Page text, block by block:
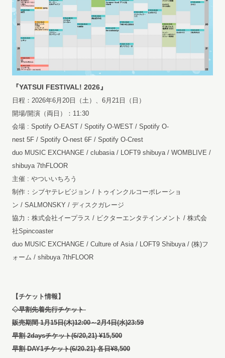
『YATSUI FESTIVAL! 2026』
日程：2026年6月20日（土）、6月21日（日）
開場/開演（両日）：11:30
会場 : Spotify O-EAST / Spotify O-WEST / Spotify O-
nest 5F / Spotify O-nest 6F / Spotify O-Crest
duo MUSIC EXCHANGE / clubasia / LOFT9 shibuya / WOMBLIVE /
shibuya 7thFLOOR
主催 : やついいちろう
制作：シブヤテレビジョン / トゥインクルコーポレーショ
ン / SALMONSKY / ディスクガレージ
協力：株式会社イープラス / ビクターエンタテインメント / 株式会
社Spincoaster
duo MUSIC EXCHANGE / Culture of Asia / LOFT9 Shibuya / (株)フ
ォーム / shibuya 7thFLOOR
【チケット情報】
◇早割先着先行チケット
販売期間 1月15日(木)12:00～2月4日(水)23:59
早割 2daysチケット(6/20,21) ¥15,500
早割 DAY1チケット(6/20.21) 各日¥8,500